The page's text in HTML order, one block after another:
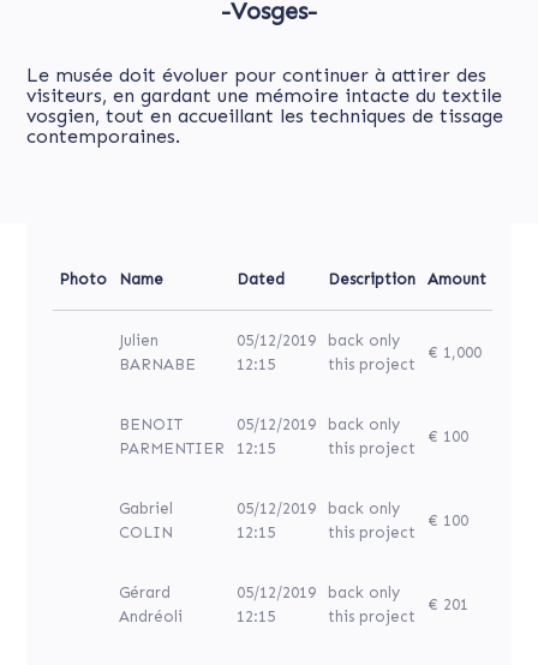
-Vosges-
Le musée doit évoluer pour continuer à attirer des
visiteurs, en gardant une mémoire intacte du textile
vosgien, tout en accueillant les techniques de tissage
contemporaines.
Photo Name Dated Description Amount
Julien
BARNABE
05/12/2019
12:15
back only
this project
€ 1,000
BENOIT
PARMENTIER
05/12/2019
12:15
back only
this project
€ 100
Gabriel
COLIN
05/12/2019
12:15
back only
this project
€ 100
Gérard
Andréoli
05/12/2019
12:15
back only
this project
€ 201